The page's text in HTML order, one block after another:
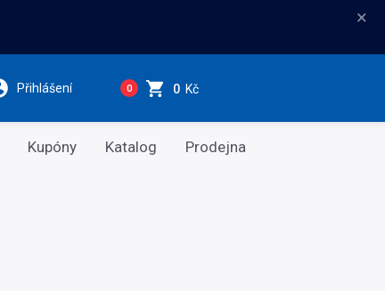
×
Přihlášení 0 0 Kč
Kupóny Katalog Prodejna